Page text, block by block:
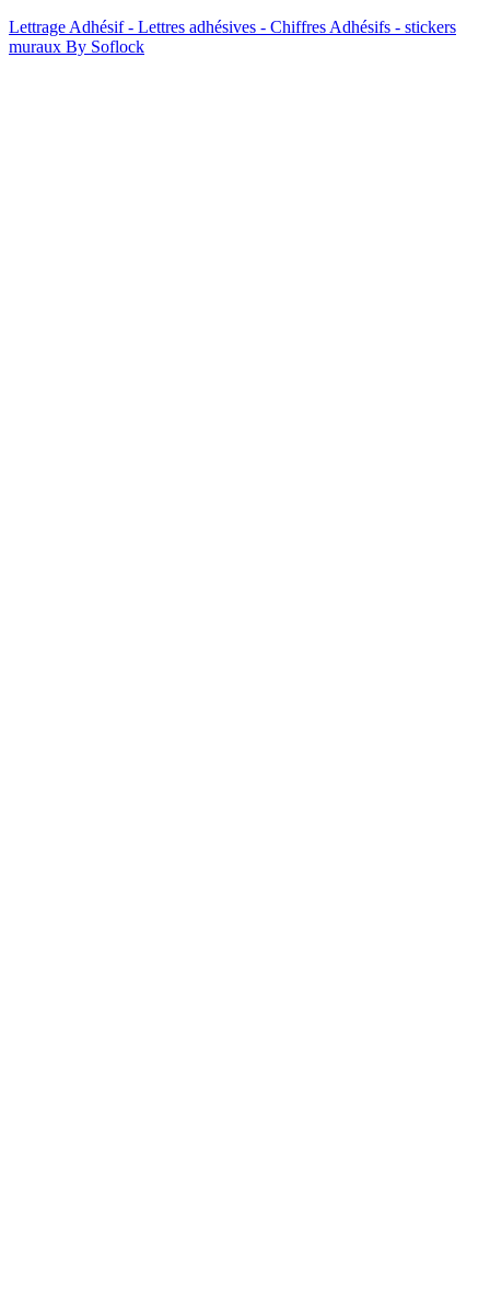
Lettrage Adhésif - Lettres adhésives - Chiffres Adhésifs - stickers
muraux By Soflock